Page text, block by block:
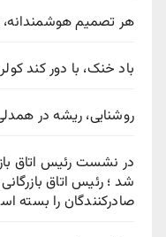
هر تصمیم هوشمندانه،
باد خنک، با دور کند
روشنایی، ریشه در
در نشست رئیس اتاق
شد ؛ رئیس اتاق
صادرکنندگان را بسته